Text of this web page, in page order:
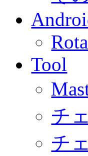
Tool
チ
チ